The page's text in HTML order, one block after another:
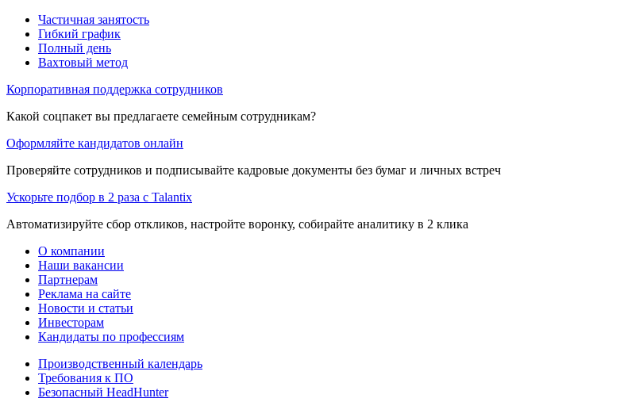
Частичная занятость
Гибкий график
Полный день
Вахтовый метод
Корпоративная поддержка сотрудников
Какой соцпакет вы предлагаете семейным сотрудникам?
Оформляйте кандидатов онлайн
Проверяйте сотрудников и подписывайте кадровые документы без бумаг и личных встреч
Ускорьте подбор в 2 раза с Talantix
Автоматизируйте сбор откликов, настройте воронку, собирайте аналитику в 2 клика
О компании
Наши вакансии
Партнерам
Реклама на сайте
Новости и статьи
Инвесторам
Кандидаты по профессиям
Производственный календарь
Требования к ПО
Безопасный HeadHunter